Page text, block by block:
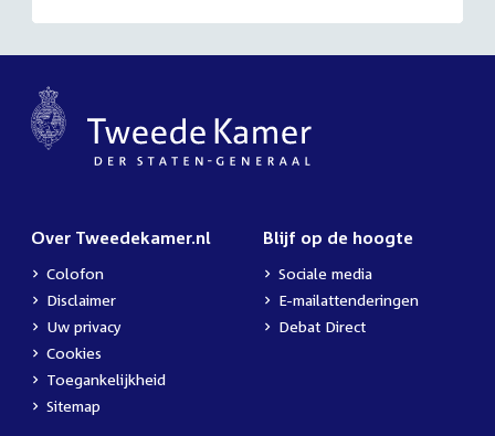
Over Tweedekamer.nl
Colofon
Disclaimer
Uw privacy
Cookies
Toegankelijkheid
Sitemap
Blijf op de hoogte
Sociale media
E-mailattenderingen
Debat Direct